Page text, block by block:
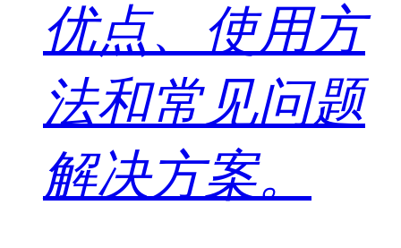
优点、使用方
法和常见问题
解决方案。